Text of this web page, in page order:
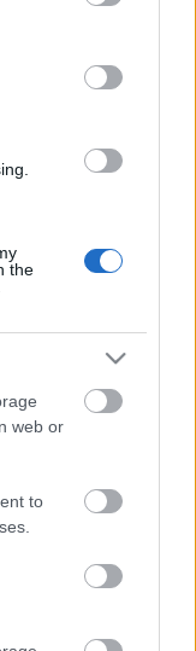
party tags to
in below Google
the
web or
to
el Espanyol y el
estará unos 2
un total de 31
suplirán
perderán la
¿Quiénes les
sus respectivos
en el que perdió
se hizo daño en